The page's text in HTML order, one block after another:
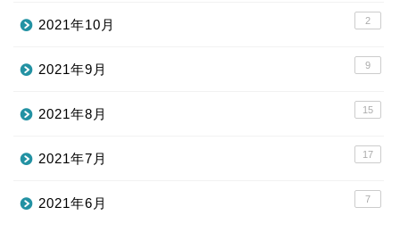
2021年10月 2
2021年9月 9
2021年8月 15
2021年7月 17
2021年6月 7